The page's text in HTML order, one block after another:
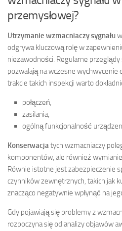
przemysłowej?
Utrzymanie wzmacniaczy sygnału
odgrywa kluczową rolę w
niezawodności. Regularne
pozwalają na wczesne
trakcie takich inspekcji warto
połączeń,
zasilania,
ogólną funkcjonalność
Konserwacjatych wzmacniaczy
komponentów, ale również
Równie istotne jest zabezpieczenie
czynników zewnętrznych, takich jak
znacząco negatywnie wpłynąć na
Gdy pojawiają się problemy z
rozpoczyna się od analizy objawów